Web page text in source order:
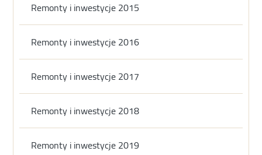
Remonty i inwestycje 2015
Remonty i inwestycje 2016
Remonty i inwestycje 2017
Remonty i inwestycje 2018
Remonty i inwestycje 2019